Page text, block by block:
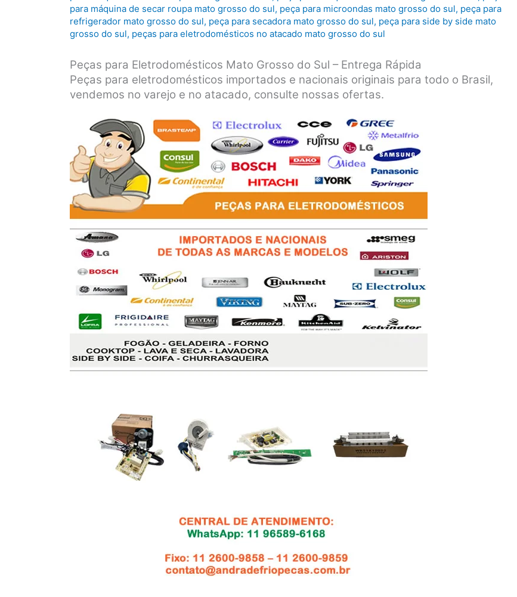
para máquina de secar roupa mato grosso do sul, peça para microondas mato grosso do sul, peça para
refrigerador mato grosso do sul, peça para secadora mato grosso do sul, peça para side by side mato
grosso do sul, peças para eletrodomésticos no atacado mato grosso do sul
Peças para Eletrodomésticos Mato Grosso do Sul – Entrega Rápida
Peças para eletrodomésticos importados e nacionais originais para todo o Brasil,
vendemos no varejo e no atacado, consulte nossas ofertas.